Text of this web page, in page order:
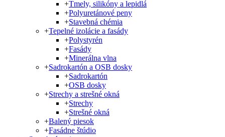
+Tmely, silikóny a lepidlá
+Polyuretánové peny
+Stavebná chémia
+Tepelné izolácie a fasády
+Polystyrén
+Fasády
+Minerálna vlna
+Sadrokartón a OSB dosky
+Sadrokartón
+OSB dosky
+Strechy a strešné okná
+Strechy
+Strešné okná
+Balený piesok
+Fasádne štúdio